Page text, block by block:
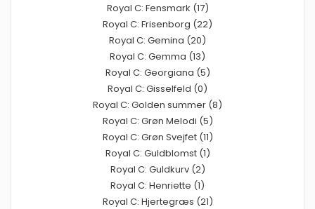
Royal C: Fensmark (17)
Royal C: Frisenborg (22)
Royal C: Gemina (20)
Royal C: Gemma (13)
Royal C: Georgiana (5)
Royal C: Gisselfeld (0)
Royal C: Golden summer (8)
Royal C: Grøn Melodi (5)
Royal C: Grøn Svejfet (11)
Royal C: Guldblomst (1)
Royal C: Guldkurv (2)
Royal C: Henriette (1)
Royal C: Hjertegræs (21)